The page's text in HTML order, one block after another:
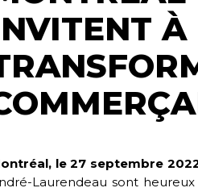
À
le 27 septembre
Laurendeau sont